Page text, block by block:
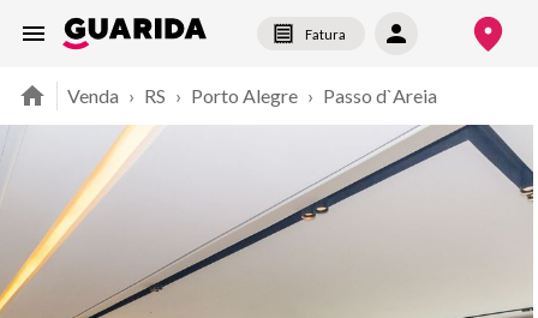
Fatura
Venda › RS › Porto Alegre › Passo d`Areia